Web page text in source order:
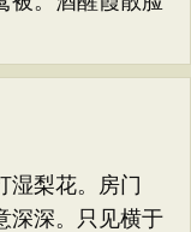
湿梨花。房门
深深。只见横于